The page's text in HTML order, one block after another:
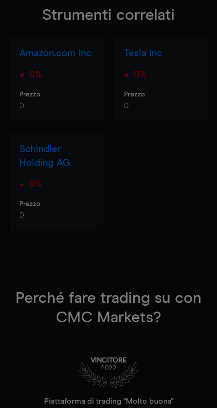
Strumenti correlati
Amazon.com Inc
0%
Prezzo
0
Tesla Inc
0%
Prezzo
0
Schindler
Holding AG
0%
Prezzo
0
Perché fare trading su con
CMC Markets?
VINCITORE
2022
Piattaforma di trading "Molto buona"